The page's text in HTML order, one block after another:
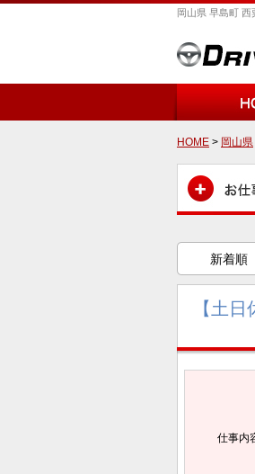
岡山県 早島町
HOME > 岡山県
新着順
【土
仕事内